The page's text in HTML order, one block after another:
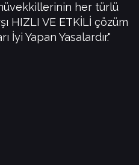
her türlü
HIZLI VE ETKİLİ çözüm
İyi Yapan Yasalardır."